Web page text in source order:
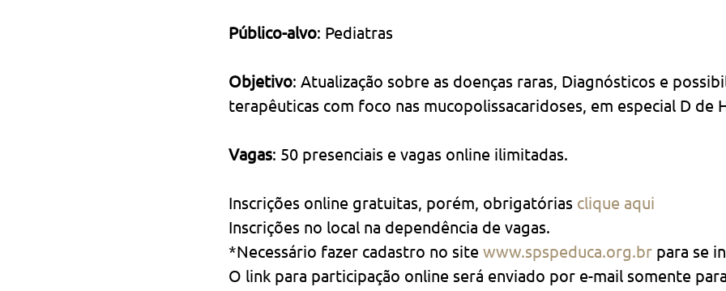
Público-alvo: Pediatras
Objetivo: Atualização sobre as doenças raras, Diagnósticos e
terapêuticas com foco nas mucopolissacaridoses, em especial D de
Vagas: 50 presenciais e vagas online ilimitadas.
Inscrições online gratuitas, porém, obrigatórias clique aqui
Inscrições no local na dependência de vagas.
*Necessário fazer cadastro no site www.spspeduca.org.br para se
O link para participação online será enviado por e-mail somente